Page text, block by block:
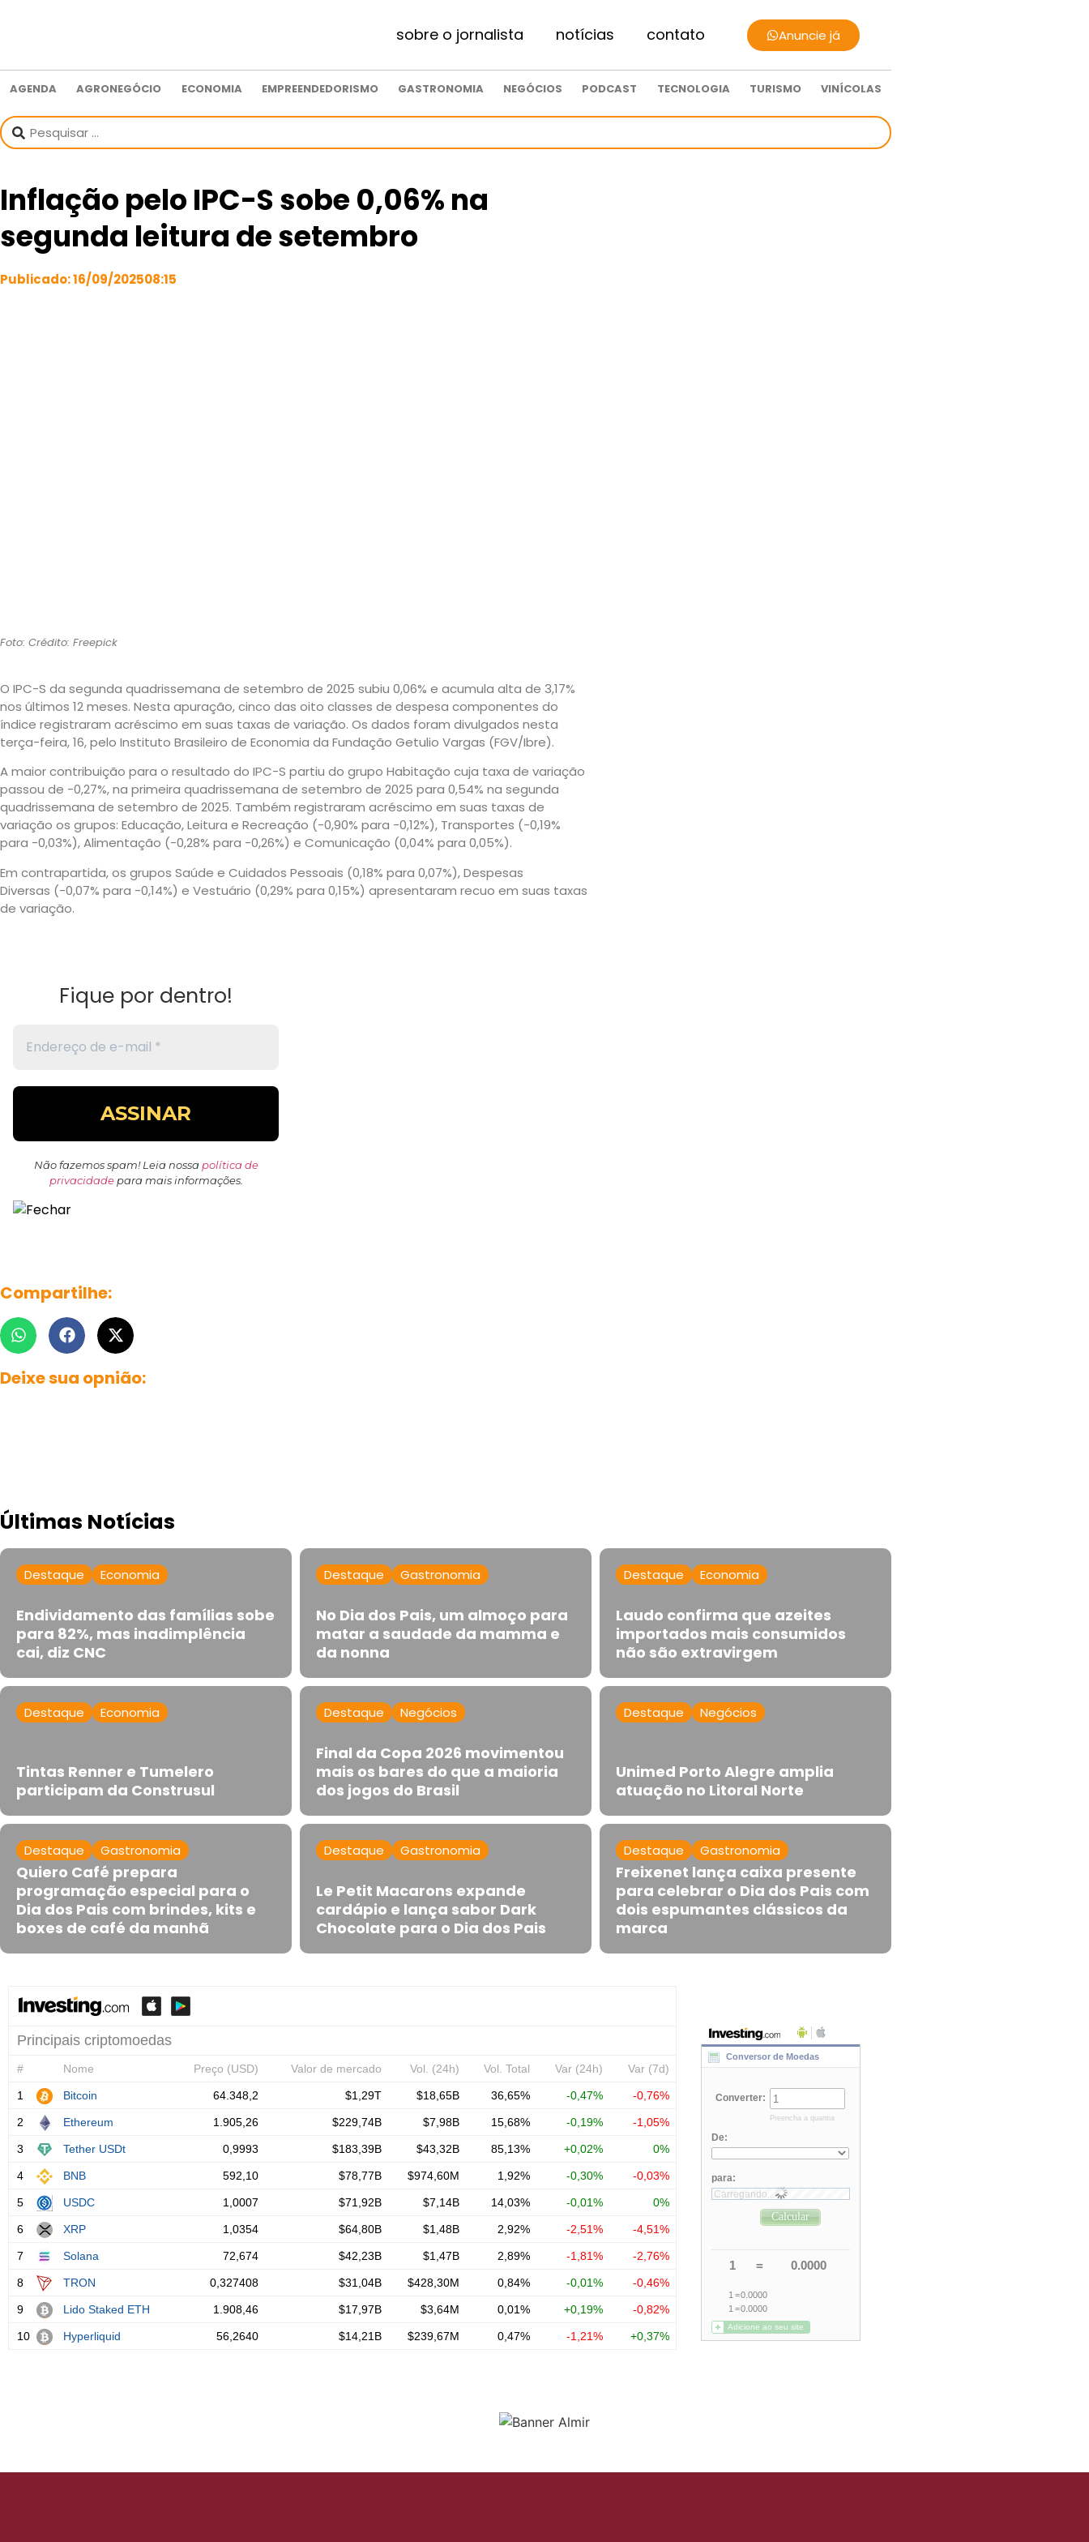
sobre o jornalista notícias contato Anuncie já
AGENDA AGRONEGÓCIO ECONOMIA EMPREENDEDORISMO GASTRONOMIA NEGÓCIOS PODCAST TECNOLOGIA TURISMO VINÍCOLAS
Inflação pelo IPC-S sobe 0,06% na
segunda leitura de setembro
Publicado:16/09/202508:15
Foto: Crédito: Freepick
O IPC-S da segunda quadrissemana de setembro de 2025 subiu 0,06% e acumula alta de 3,17%
nos últimos 12 meses. Nesta apuração, cinco das oito classes de despesa componentes do
índice registraram acréscimo em suas taxas de variação. Os dados foram divulgados nesta
terça-feira, 16, pelo Instituto Brasileiro de Economia da Fundação Getulio Vargas (FGV/Ibre).
A maior contribuição para o resultado do IPC-S partiu do grupo Habitação cuja taxa de variação
passou de -0,27%, na primeira quadrissemana de setembro de 2025 para 0,54% na segunda
quadrissemana de setembro de 2025. Também registraram acréscimo em suas taxas de
variação os grupos: Educação, Leitura e Recreação (-0,90% para -0,12%), Transportes (-0,19%
para -0,03%), Alimentação (-0,28% para -0,26%) e Comunicação (0,04% para 0,05%).
Em contrapartida, os grupos Saúde e Cuidados Pessoais (0,18% para 0,07%), Despesas
Diversas (-0,07% para -0,14%) e Vestuário (0,29% para 0,15%) apresentaram recuo em suas taxas
de variação.
Fique por dentro!
Não fazemos spam! Leia nossa política de
privacidadepara mais informações.
Compartilhe:
Deixe sua opnião:
Últimas Notícias
Destaque Economia
Endividamento das famílias sobe
para 82%, mas inadimplência
cai, diz CNC
Destaque Gastronomia
No Dia dos Pais, um almoço para
matar a saudade da mamma e
da nonna
Destaque Economia
Laudo confirma que azeites
importados mais consumidos
não são extravirgem
Destaque Economia
Tintas Renner e Tumelero
participam da Construsul
Destaque Negócios
Final da Copa 2026 movimentou
mais os bares do que a maioria
dos jogos do Brasil
Destaque Negócios
Unimed Porto Alegre amplia
atuação no Litoral Norte
Destaque Gastronomia
Quiero Café prepara
programação especial para o
Dia dos Pais com brindes, kits e
boxes de café da manhã
Destaque Gastronomia
Le Petit Macarons expande
cardápio e lança sabor Dark
Chocolate para o Dia dos Pais
Destaque Gastronomia
Freixenet lança caixa presente
para celebrar o Dia dos Pais com
dois espumantes clássicos da
marca